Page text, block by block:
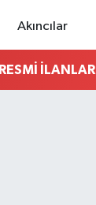
Akıncılar
RESMİ İLANLAR